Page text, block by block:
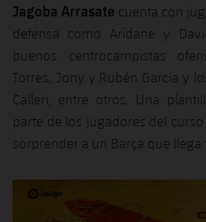
Femenino
Agenda
Jugadores
Calendario
Resultados
Clasificaciones
Actualidad
Jugadores
Calendario
Resultados
Clasificaciones
plusicon
más
Noticias
Hockey Hierba Masculino
Hockey Hierba Femenino
plusicon
más
Actualidad
Plantilla
Escuela de Patinaje
Rugby
Voleibol
plusicon
más
Jagoba Arrasate cuenta con
defensa como Aridane y
buenos centrocampistas
Torres, Jony y Rubén García y
Calleri, entre otros. Una
parte de los jugadores del
sorprender a un Barça que llega